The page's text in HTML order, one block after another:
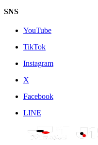
SNS
YouTube
TikTok
Instagram
X
Facebook
LINE